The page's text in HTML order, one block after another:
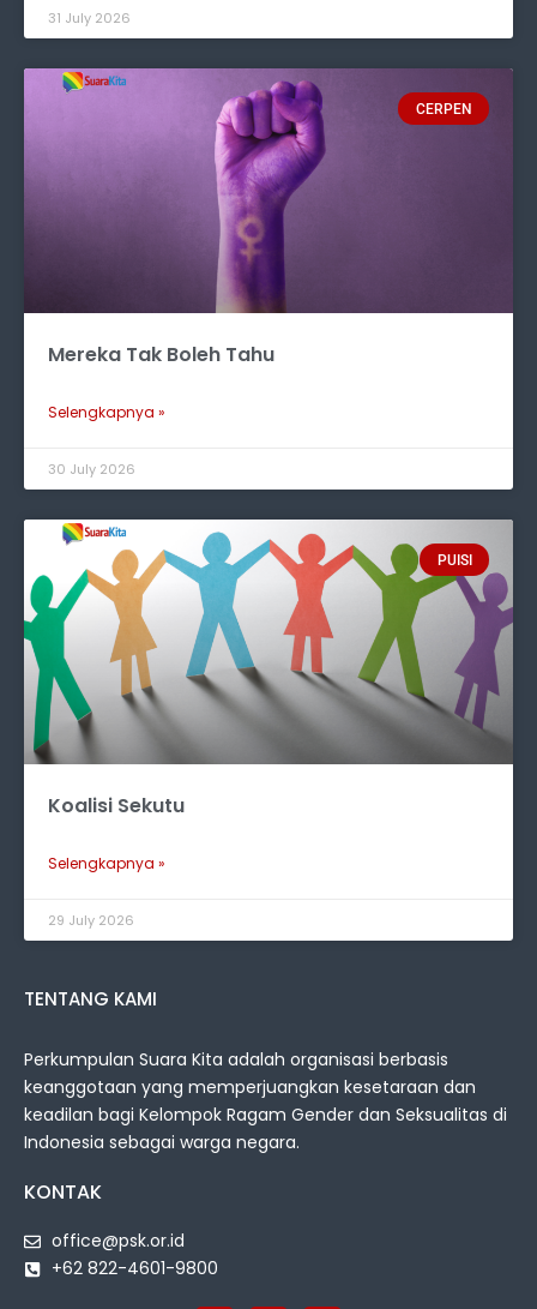
31 July 2026
CERPEN
Mereka Tak Boleh Tahu
Selengkapnya »
30 July 2026
PUISI
Koalisi Sekutu
Selengkapnya »
29 July 2026
TENTANG KAMI
Perkumpulan Suara Kita adalah organisasi berbasis
keanggotaan yang memperjuangkan kesetaraan dan
keadilan bagi Kelompok Ragam Gender dan Seksualitas di
Indonesia sebagai warga negara.
KONTAK
office@psk.or.id
+62 822-4601-9800